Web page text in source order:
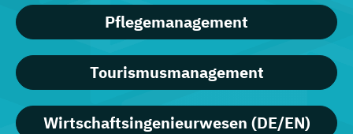
Pflegemanagement
Tourismusmanagement
Wirtschaftsingenieurwesen (DE/EN)